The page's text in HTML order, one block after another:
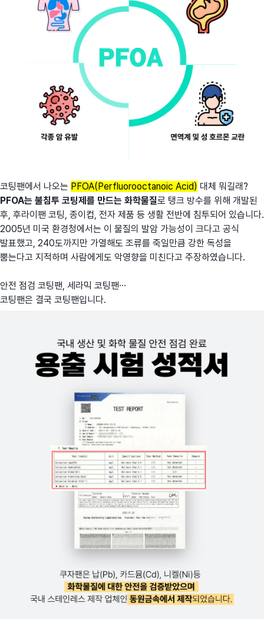
코팅팬에서 나오는 PFOA(Perfluorooctanoic Acid) 대체 뭐길래?
PFOA는 불침투 코팅제를 만드는 화학물질로 탱크 방수를 위해 개발된
후, 후라이팬 코팅, 종이컵, 전자 제품 등 생활 전반에 침투되어 있습니다.
2005년 미국 환경청에서는 이 물질의 발암 가능성이 크다고 공식
발표했고, 240도까지만 가열해도 조류를 죽일만큼 강한 독성을
뿜는다고 지적하며 사람에게도 악영향을 미친다고 주장하였습니다.
안전 점검 코팅팬, 세라믹 코팅팬…
코팅팬은 결국 코팅팬입니다.